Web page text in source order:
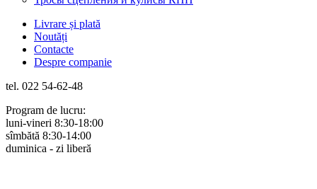
Livrare și plată
Noutăți
Contacte
Despre companie
tel. 022 54-62-48
Program de lucru:
luni-vineri 8:30-18:00
sîmbătă 8:30-14:00
duminica - zi liberă